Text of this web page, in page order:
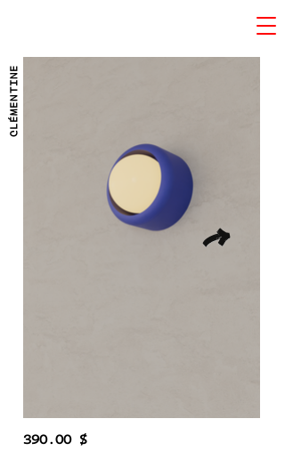
CLÉMENTINE
390.00 $